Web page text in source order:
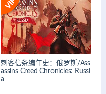
刺客信条编年史：俄罗斯/Ass
assins Creed Chronicles: Russi
a